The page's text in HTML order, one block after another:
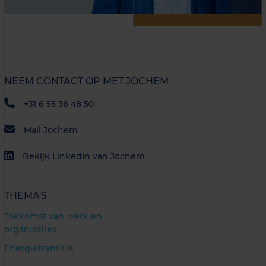
NEEM CONTACT OP MET JOCHEM
+31 6 55 36 48 50
Mail Jochem
Bekijk LinkedIn van Jochem
THEMA'S
Toekomst van werk en
organisaties
Energietransitie